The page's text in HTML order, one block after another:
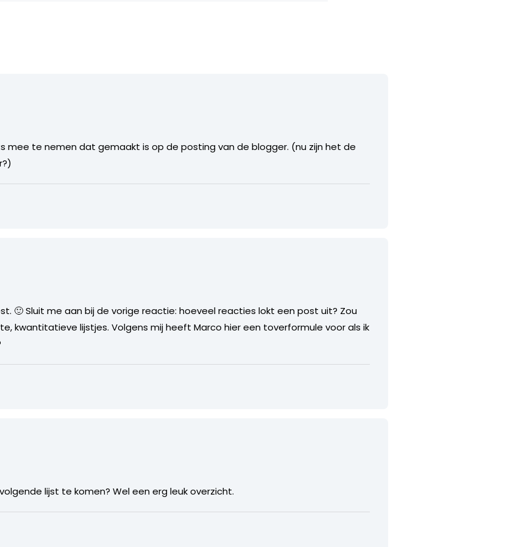
mee te nemen dat gemaakt is op de posting van de blogger. (nu zijn het de
🙂 Sluit me aan bij de vorige reactie: hoeveel reacties lokt een post uit? Zou
kwantitatieve lijstjes. Volgens mij heeft Marco hier een toverformule voor als ik
lijst te komen? Wel een erg leuk overzicht.